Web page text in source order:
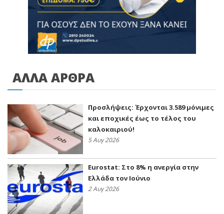
ΑΛΛΑ ΑΡΘΡΑ
Προσλήψεις: Έρχονται 3.589 μόνιμες
και εποχικές έως το τέλος του
καλοκαιριού!
5 Αυγ 2026
Eurostat: Στο 8% η ανεργία στην
Ελλάδα τον Ιούνιο
2 Αυγ 2026